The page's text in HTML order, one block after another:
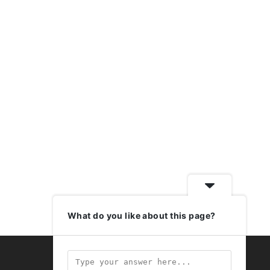
What do you like about this page?